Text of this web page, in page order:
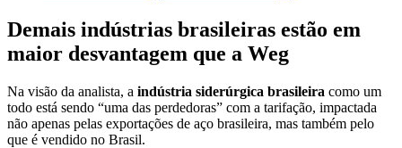
Demais indústrias brasileiras estão em
maior desvantagem que a Weg
Na visão da analista, a indústria siderúrgica brasileira como um
todo está sendo “uma das perdedoras” com a tarifação, impactada
não apenas pelas exportações de aço brasileira, mas também pelo
que é vendido no Brasil.